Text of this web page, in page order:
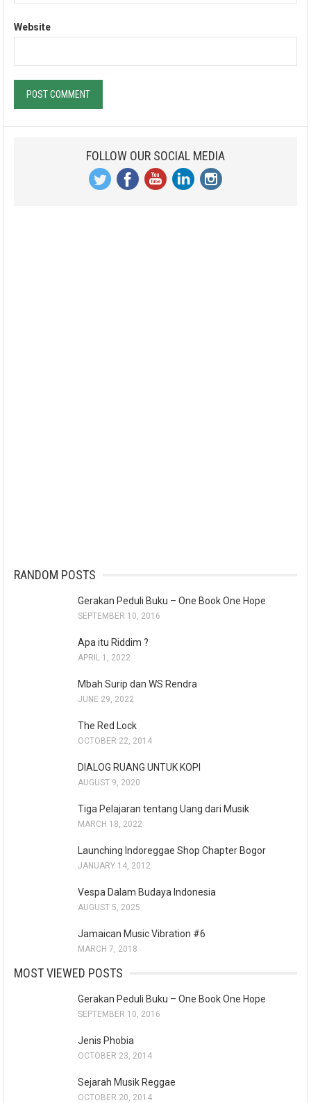
Website
FOLLOW OUR SOCIAL MEDIA
RANDOM POSTS
Gerakan Peduli Buku – One Book One Hope
SEPTEMBER 10, 2016
Apa itu Riddim ?
APRIL 1, 2022
Mbah Surip dan WS Rendra
JUNE 29, 2022
The Red Lock
OCTOBER 22, 2014
DIALOG RUANG UNTUK KOPI
AUGUST 9, 2020
Tiga Pelajaran tentang Uang dari Musik
MARCH 18, 2022
Launching Indoreggae Shop Chapter Bogor
JANUARY 14, 2012
Vespa Dalam Budaya Indonesia
AUGUST 5, 2025
Jamaican Music Vibration #6
MARCH 7, 2018
MOST VIEWED POSTS
Gerakan Peduli Buku – One Book One Hope
SEPTEMBER 10, 2016
Jenis Phobia
OCTOBER 23, 2014
Sejarah Musik Reggae
OCTOBER 20, 2014